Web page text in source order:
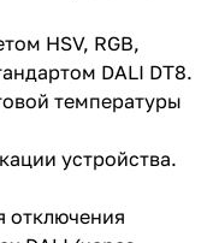
HSV, RGB,
DALI DT8.
температуры
устройства.
отключения